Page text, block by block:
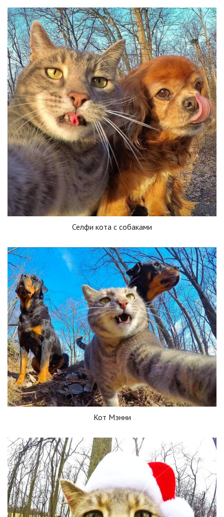
Селфи кота с собаками
Кот Мэнни